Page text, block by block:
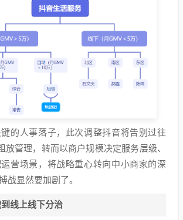
的人事落子，此次调整抖音将告别过往
放管理，转而以商户规模决定服务层级、
营场景，将战略重心转向中小商家的深
战显然要加剧了。
线上线下分治